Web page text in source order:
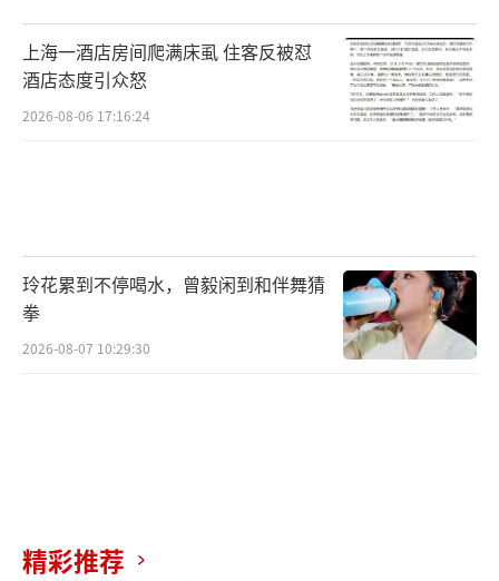
上海一酒店房间爬满床虱 住客反被怼
酒店态度引众怒
2026-08-06 17:16:24
玲花累到不停喝水，曾毅闲到和伴舞猜
拳
2026-08-07 10:29:30
精彩推荐